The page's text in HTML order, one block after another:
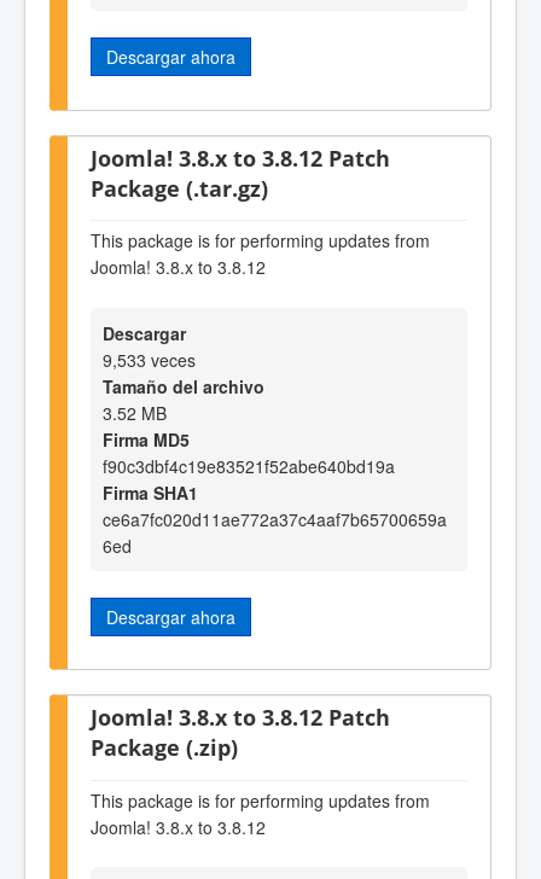
Descargar ahora
Joomla! 3.8.x to 3.8.12 Patch
Package (.tar.gz)
This package is for performing updates from
Joomla! 3.8.x to 3.8.12
Descargar
9,533 veces
Tamaño del archivo
3.52 MB
Firma MD5
f90c3dbf4c19e83521f52abe640bd19a
Firma SHA1
ce6a7fc020d11ae772a37c4aaf7b65700659a
6ed
Descargar ahora
Joomla! 3.8.x to 3.8.12 Patch
Package (.zip)
This package is for performing updates from
Joomla! 3.8.x to 3.8.12